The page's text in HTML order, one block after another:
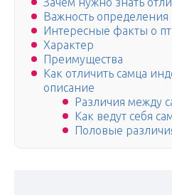
Важность
Интересные факты о
Характер
Преимущества
Как отличить самца
описание
Различия между
Как ведут себя
Половые